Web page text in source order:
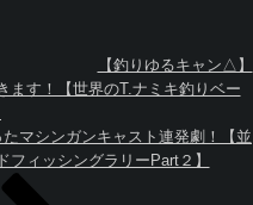
【釣りゆるキャン△】
ます！【世界のT.ナミキ釣りベー
マシンガンキャスト連発劇！【並
ィッシングラリーPart２】